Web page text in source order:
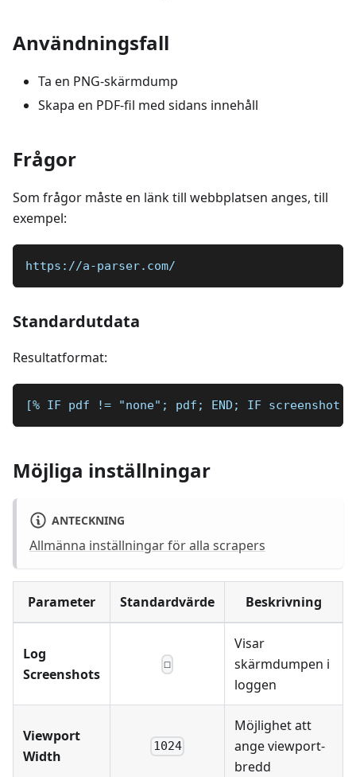
Användningsfall
Ta en PNG-skärmdump
Skapa en PDF-fil med sidans innehåll
Frågor
Som frågor måste en länk till webbplatsen anges, till
exempel:
https://a-parser.com/
Standardutdata
Resultatformat:
[% IF pdf != "none"; pdf; END; IF screenshot
Möjliga inställningar
ANTECKNING
Allmänna inställningar för alla scrapers
Parameter Standardvärde Beskrivning
Log
Screenshots
☐
Visar
skärmdumpen i
loggen
Viewport
Width
1024
Möjlighet att
ange viewport-
bredd